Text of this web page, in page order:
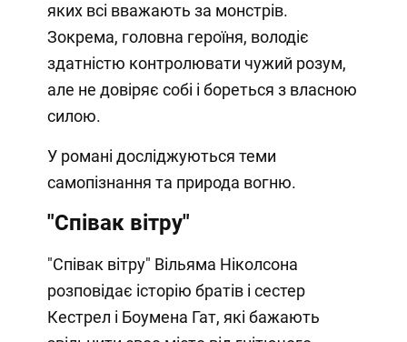
яких всі вважають за монстрів.
Зокрема, головна героїня, володіє
здатністю контролювати чужий розум,
але не довіряє собі і бореться з власною
силою.
У романі досліджуються теми
самопізнання та природа вогню.
"Співак вітру"
"Співак вітру" Вільяма Ніколсона
розповідає історію братів і сестер
Кестрел і Боумена Гат, які бажають